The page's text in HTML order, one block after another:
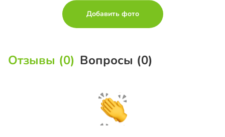
Добавить фото
Отзывы (0) Вопросы (0)